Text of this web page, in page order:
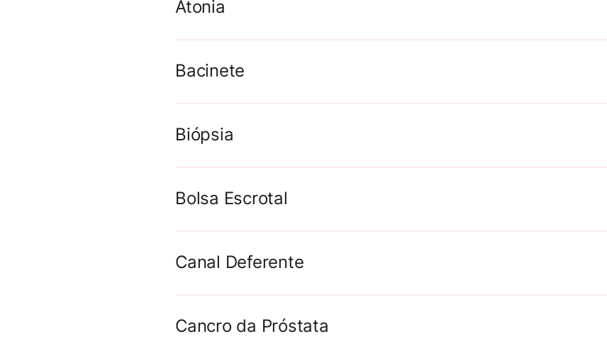
Atonia
Bacinete
Biópsia
Bolsa Escrotal
Canal Deferente
Cancro da Próstata